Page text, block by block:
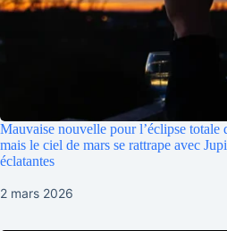
Mauvaise nouvelle pour l’éclipse totale
mais le ciel de mars se rattrape avec
éclatantes
2 mars 2026